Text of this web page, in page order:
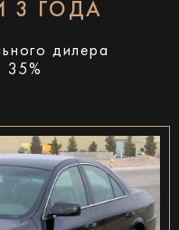
3 ГОДА
дилера
35%